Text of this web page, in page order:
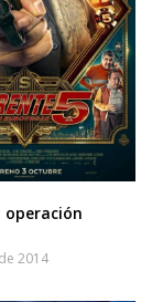
operación
2014